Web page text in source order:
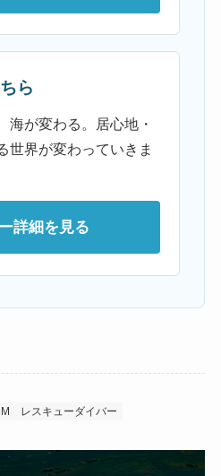
ら
海が変わる。居心地・
世界が変わっていきま
詳細を見る
レスキューダイバー